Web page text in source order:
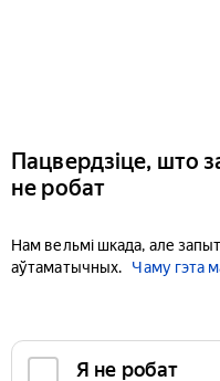
Пацвердзіце, што
не робат
Нам вельмі шкада, але
аўтаматычных.
Чаму гэта
Я не робат